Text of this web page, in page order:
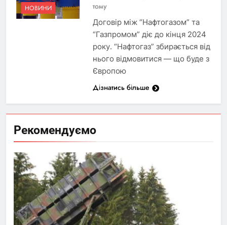
НОВИНИ
тому
Договір між “Нафтогазом” та
“Газпромом” діє до кінця 2024
року. “Нафтогаз” збирається від
нього відмовитися — що буде з
Європою
Дізнатись більше
Рекомендуємо